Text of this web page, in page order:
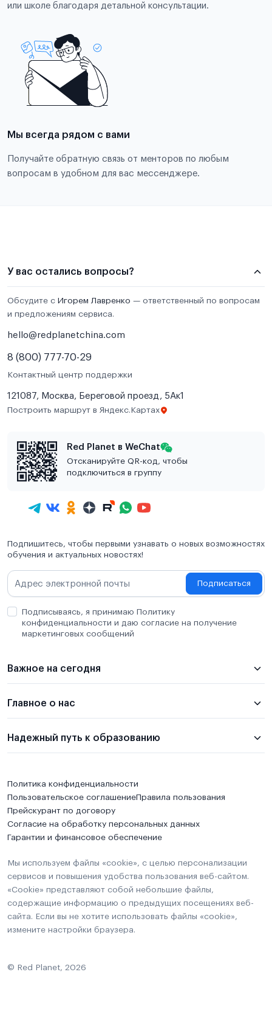
или школе благодаря детальной консультации.
Мы всегда рядом с вами
Получайте обратную связь от менторов по любым
вопросам в удобном для вас мессенджере.
У вас остались вопросы?
Обсудите с Игорем Лавренко — ответственный по вопросам
и предложениям сервиса.
hello@redplanetchina.com
8 (800) 777-70-29
Контактный центр поддержки
121087, Москва, Береговой проезд, 5Ак1
Построить маршрут в Яндекс.Картах
Red Planet в WeChat
Отсканируйте QR-код, чтобы
подключиться в группу
Подпишитесь, чтобы первыми узнавать о новых возможностях
обучения и актуальных новостях!
Подписаться
Подписываясь, я принимаю Политику
конфиденциальности и даю согласие на получение
маркетинговых сообщений
Важное на сегодня
Главное о нас
Надежный путь к образованию
Политика конфиденциальности
Пользовательское соглашениеПравила пользования
Прейскурант по договору
Согласие на обработку персональных данных
Гарантии и финансовое обеспечение
Мы используем файлы «cookie», с целью персонализации
сервисов и повышения удобства пользования веб-сайтом.
«Cookie» представляют собой небольшие файлы,
содержащие информацию о предыдущих посещениях веб-
сайта. Если вы не хотите использовать файлы «cookie»,
измените настройки браузера.
© Red Planet, 2026